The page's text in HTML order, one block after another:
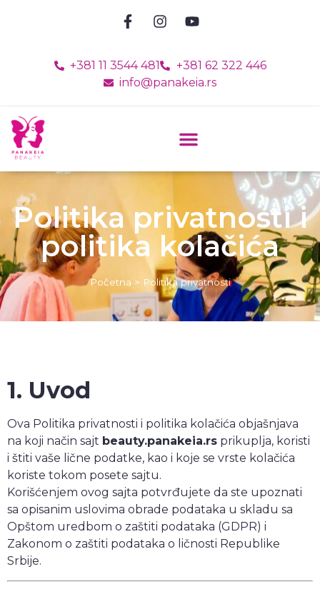
+381 11 3544 481
+381 62 322 446
info@panakeia.rs
Politika privatnosti i
politika kolačića
Početna > Politika privatnosti
1. Uvod
Ova Politika privatnosti i politika kolačića objašnjava
na koji način sajt beauty.panakeia.rs prikuplja, koristi
i štiti vaše lične podatke, kao i koje se vrste kolačića
koriste tokom posete sajtu.
Korišćenjem ovog sajta potvrđujete da ste upoznati
sa opisanim uslovima obrade podataka u skladu sa
Opštom uredbom o zaštiti podataka (GDPR) i
Zakonom o zaštiti podataka o ličnosti Republike
Srbije.